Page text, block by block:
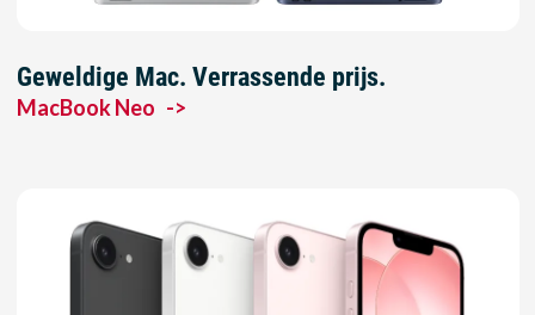
Geweldige Mac. Verrassende prijs.
MacBook Neo ->